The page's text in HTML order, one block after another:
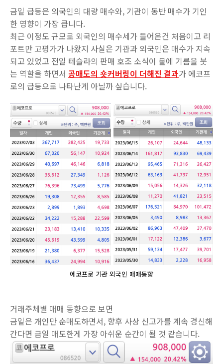
금일 급등은 외국인의 대량 매수와, 기관이 동반 매수가 기인
한 영향이 가장 큽니다.
최근 이정도 규모로 외국인의 매수세가 들어온건 처음이고 리
포트만 고평가가 나왔지 사실은 기관과 외국인은 매수가 지속
되고 있었고 전일 테슬라의 판매 호조 소식이 불에 기름을 붓
는 역할을 하면서 공매도의 숏커버링이 더해진 결과가 에코프
로의 급등으로 나타난게 아닐까 싶습니다.
에코프로 기관 외국인 매매동향
거래주체별 매매 동향으로 보면
금일은 개인만 순매도하면서, 향후 사상 신고가를 계속 경신해
간다면 금일 매도한게 가장 아쉬운 순간이 될 것 같습니다.